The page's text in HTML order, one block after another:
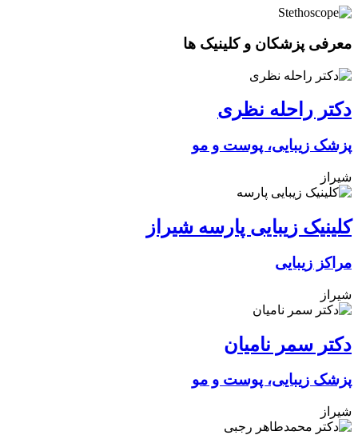
معرفی پزشکان و کلینیک ها
دکتر راحله نظری
پزشک زیبایی، پوست و مو
شیراز
کلینیک زیبایی پارسه شیراز
مراکز زیبایی
شیراز
دکتر سمر نامیان
پزشک زیبایی، پوست و مو
شیراز